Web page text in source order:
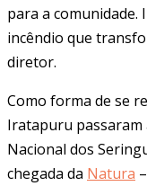
para a comunidade.
incêndio que
diretor.
Como forma de se
Iratapuru passaram
Nacional dos
chegada da Natura